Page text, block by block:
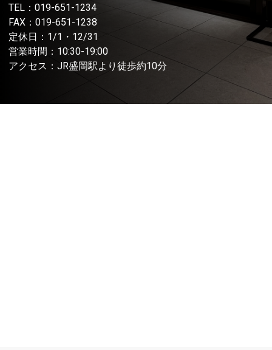
TEL： 019-651-1234
FAX：019-651-1238
定休日：1/1・12/31
営業時間：10:30-19:00
アクセス：JR盛岡駅より徒歩約10分